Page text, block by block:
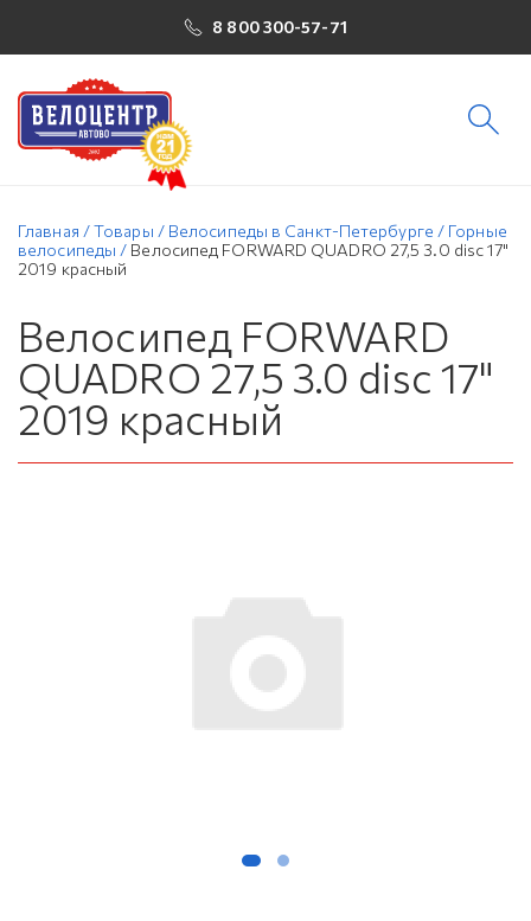
8 800 300-57-71
Главная /Товары / Велосипеды в Санкт-Петербурге / Горные
велосипеды / Велосипед FORWARD QUADRO 27,5 3.0 disc 17"
2019 красный
Велосипед FORWARD
QUADRO 27,5 3.0 disc 17"
2019 красный